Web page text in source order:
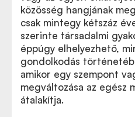
közösség hangjának
csak mintegy kétszáz
szerinte társadalmi
éppúgy elhelyezhető,
gondolkodás
amikor egy szempont
megváltozása az egész
átalakítja.